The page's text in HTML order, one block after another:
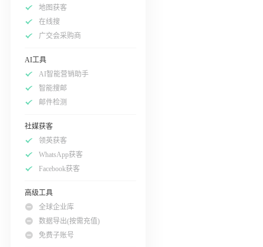
地图获客
在线搜
广交会采购商
AI工具
AI智能营销助手
智能搜邮
邮件检测
社媒获客
领英获客
WhatsApp获客
Facebook获客
高级工具
全球企业库
数据导出(按需充值)
免费子账号